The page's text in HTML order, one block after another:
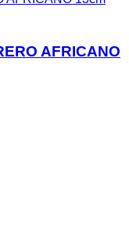
AFRICANO